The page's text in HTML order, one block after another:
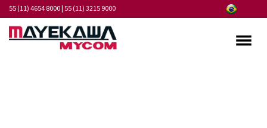
55 (11) 4654 8000| 55 (11) 3215 9000